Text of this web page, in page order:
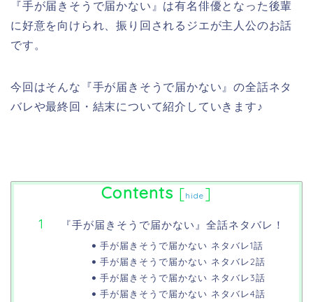
『手が届きそうで届かない』は有名俳優となった後輩
に好意を向けられ、振り回されるジエが主人公のお話
です。
今回はそんな『手が届きそうで届かない』の全話ネタ
バレや最終回・結末について紹介していきます♪
Contents [hide ]
『手が届きそうで届かない』全話ネタバレ！
手が届きそうで届かない ネタバレ1話
手が届きそうで届かない ネタバレ2話
手が届きそうで届かない ネタバレ3話
手が届きそうで届かない ネタバレ4話